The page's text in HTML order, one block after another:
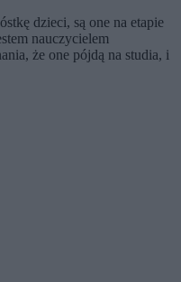
dzieci, są one na etapie
nauczycielem
że one pójdą na studia, i